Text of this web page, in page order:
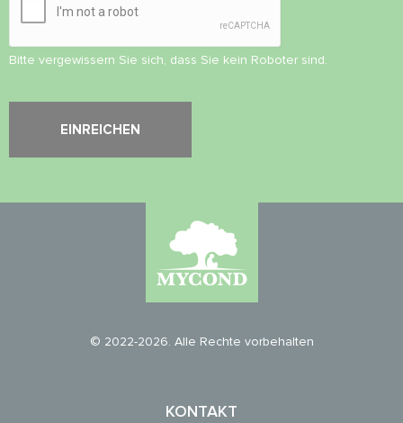
Bitte vergewissern Sie sich, dass Sie kein Roboter sind.
© 2022-2026. Alle Rechte vorbehalten
KONTAKT